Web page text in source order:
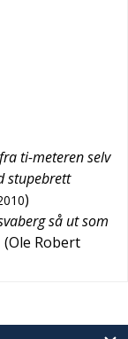
ti-meteren selv
stupebrett
)
så ut som
(Ole Robert